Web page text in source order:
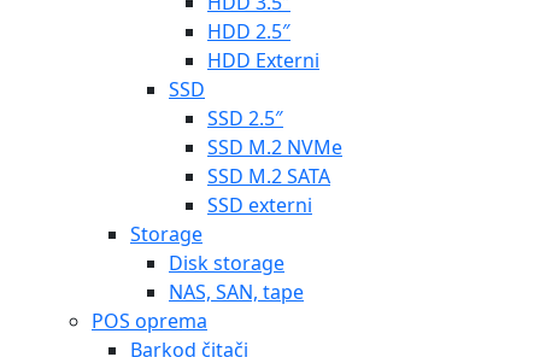
HDD 2.5″
HDD Externi
SSD
SSD 2.5″
SSD M.2 NVMe
SSD M.2 SATA
SSD externi
Storage
Disk storage
NAS, SAN, tape
POS oprema
Barkod čitači